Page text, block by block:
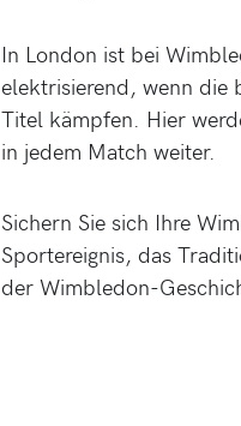
In London ist bei
elektrisierend, wenn die
Titel kämpfen. Hier
in jedem Match weiter.
Sichern Sie sich Ihre
Sportereignis, das
der Wimbledon-